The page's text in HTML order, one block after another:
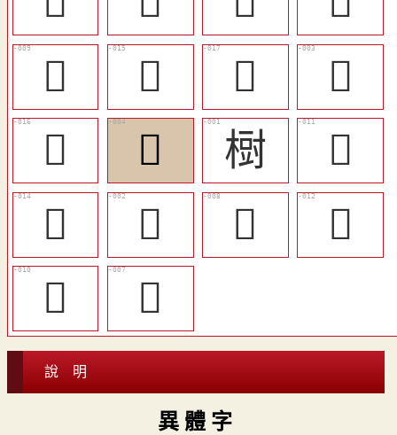
󲹒
󲹘 󲹚
𣕒
󲹙
𡬾 𣗳
󲹔
󲹗
𣚤 󲹑
󲹕
󲹓
󲹐
說 明
異 體 字